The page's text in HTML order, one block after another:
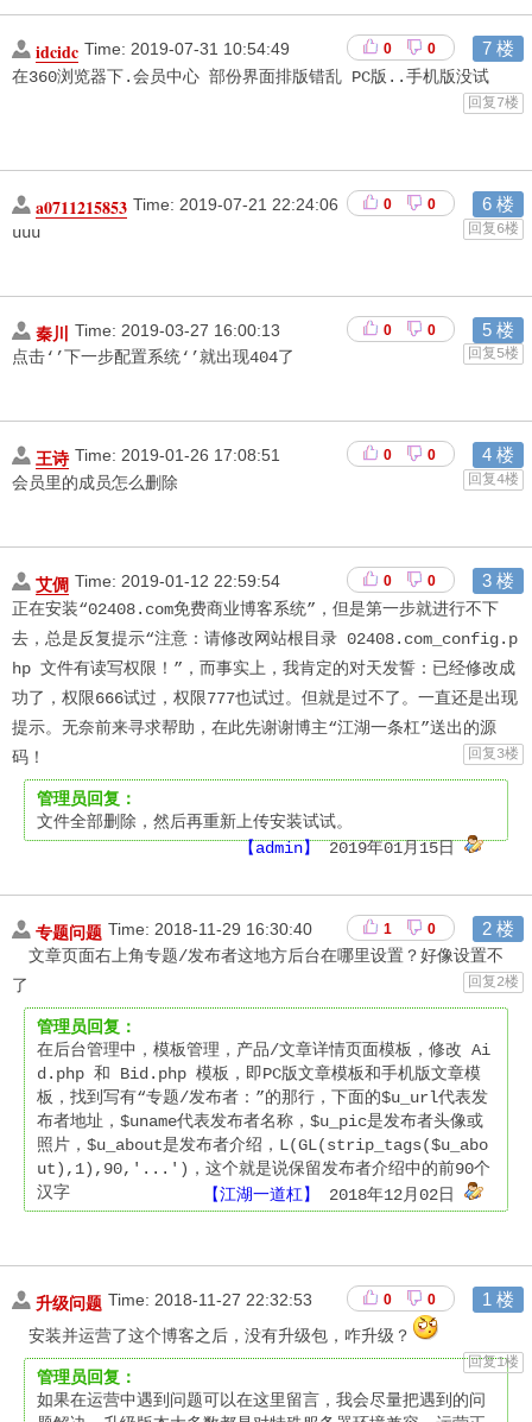
7 楼
0 0
idcidc Time: 2019-07-31 10:54:49
在360浏览器下.会员中心 部份界面排版错乱 PC版..手机版没试
回复7楼
6 楼
0 0
a0711215853 Time: 2019-07-21 22:24:06
uuu
回复6楼
5 楼
0 0
秦川 Time: 2019-03-27 16:00:13
点击‘’下一步配置系统‘’就出现404了
回复5楼
4 楼
0 0
王诗 Time: 2019-01-26 17:08:51
会员里的成员怎么删除
回复4楼
3 楼
0 0
艾倜 Time: 2019-01-12 22:59:54
正在安装“02408.com免费商业博客系统”，但是第一步就进行不下
去，总是反复提示“注意：请修改网站根目录 02408.com_config.p
hp 文件有读写权限！”，而事实上，我肯定的对天发誓：已经修改成
功了，权限666试过，权限777也试过。但就是过不了。一直还是出现
提示。无奈前来寻求帮助，在此先谢谢博主“江湖一条杠”送出的源
码！
回复3楼
管理员回复：
文件全部删除，然后再重新上传安装试试。
【admin】
2019年01月15日
2 楼
1 0
专题问题 Time: 2018-11-29 16:30:40
文章页面右上角专题/发布者这地方后台在哪里设置？好像设置不
了
回复2楼
管理员回复：
在后台管理中，模板管理，产品/文章详情页面模板，修改 Ai
d.php 和 Bid.php 模板，即PC版文章模板和手机版文章模
板，找到写有“专题/发布者：”的那行，下面的$u_url代表发
布者地址，$uname代表发布者名称，$u_pic是发布者头像或
照片，$u_about是发布者介绍，L(GL(strip_tags($u_abo
ut),1),90,'...')，这个就是说保留发布者介绍中的前90个
汉字
【江湖一道杠】 2018年12月02日
1 楼
0 0
升级问题 Time: 2018-11-27 22:32:53
安装并运营了这个博客之后，没有升级包，咋升级？
回复1楼
管理员回复：
如果在运营中遇到问题可以在这里留言，我会尽量把遇到的问